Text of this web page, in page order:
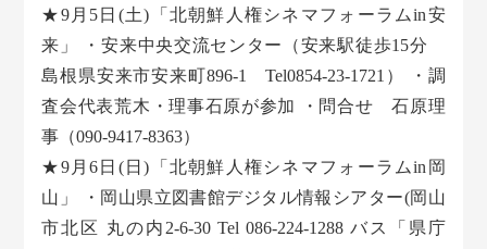
★9月5日(土)「北朝鮮人権シネマフォーラムin安
来」 ・安来中央交流センター（安来駅徒歩15分
島根県安来市安来町896-1 Tel0854-23-1721） ・調
査会代表荒木・理事石原が参加 ・問合せ 石原理
事（090-9417-8363）
★9月6日(日)「北朝鮮人権シネマフォーラムin岡
山」 ・岡山県立図書館デジタル情報シアター(岡山
市北区 丸の内2-6-30 Tel 086-224-1288 バス「県庁